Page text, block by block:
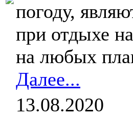
погоду,
при отдыхе
на любых
Далее...
13.08.2020